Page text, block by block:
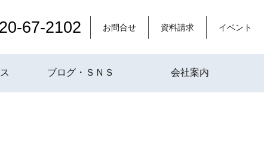
67-2102 お問合せ 資料請求 イベント
ブログ・ＳＮＳ 会社案内